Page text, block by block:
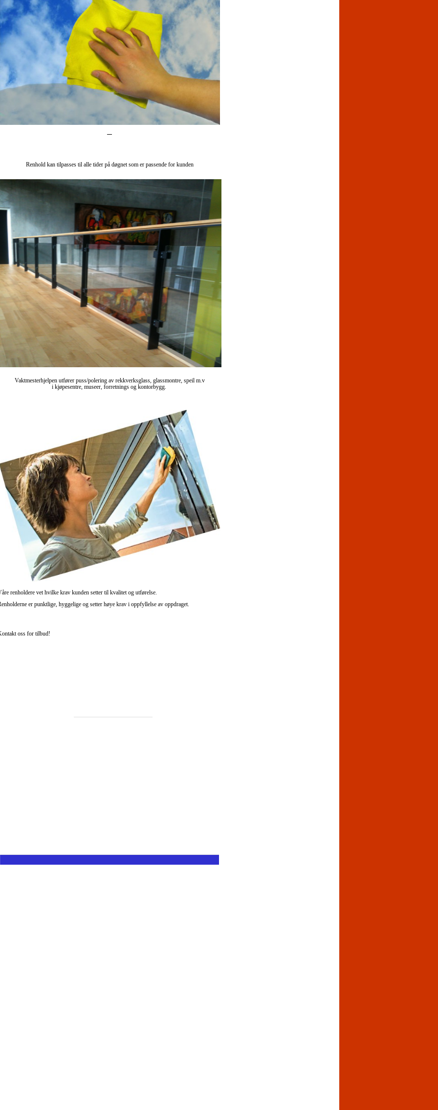
Renhold kan tilpasses til alle tider på døgnet som er passende for kunden
Vaktmesterhjelpen utfører puss/polering av rekkverksglass, glassmontre, speil m.v
i kjøpesentre, museer, forretnings og kontorbygg.
renholdere vet hvilke krav kunden setter til kvalitet og utførelse.
er punktlige, hyggelige og setter høye krav i oppfyllelse av oppdraget.
oss for tilbud!